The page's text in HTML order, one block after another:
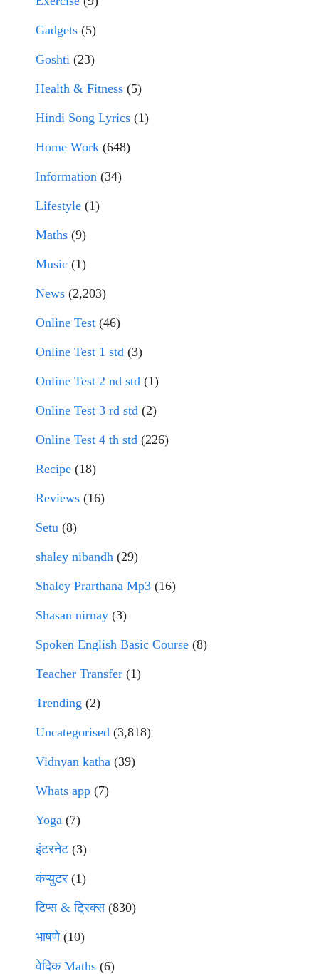
Gadgets (5)
Goshti (23)
Health & Fitness (5)
Hindi Song Lyrics (1)
Home Work (648)
Information (34)
Lifestyle (1)
Maths (9)
Music (1)
News (2,203)
Online Test (46)
Online Test 1 std (3)
Online Test 2 nd std (1)
Online Test 3 rd std (2)
Online Test 4 th std (226)
Recipe (18)
Reviews (16)
Setu (8)
shaley nibandh (29)
Shaley Prarthana Mp3 (16)
Shasan nirnay (3)
Spoken English Basic Course (8)
Teacher Transfer (1)
Trending (2)
Uncategorised (3,818)
Vidnyan katha (39)
Whats app (7)
Yoga (7)
इंटरनेट(3)
कंप्युटर (1)
टिप्स & ट्रिक्स(830)
भाषणे(10)
वेदिक Maths (6)